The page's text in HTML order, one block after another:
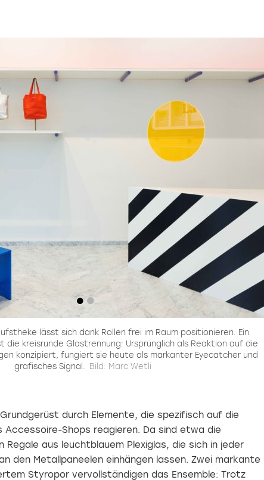
lässt sich dank Rollen frei im Raum positionieren. Ein
die kreisrunde Glastrennung: Ursprünglich als Reaktion auf die
konzipiert, fungiert sie heute als markanter Eyecatcher und
grafisches Signal.
Bild: Marc Wetli
durch Elemente, die spezifisch auf die
Accessoire-Shops reagieren. Da sind etwa die
Regale aus leuchtblauem Plexiglas, die sich in jeder
den Metallpaneelen einhängen lassen. Zwei markante
Styropor vervollständigen das Ensemble: Trotz
Struktur
in der
Landschaft
Das
Einfamilienhaus
ist
ein von
vielen
gehegter
Traum.
Auch
die 12.
Callwey
ausgelobten
Architekturpreises
HÄUSER
JAHRES
hält
«Eklektischer
Minimalismus»
Zürcher
Architekturbüro
NOE9
vereint
Architektur
und
auf
einzigartige
Weise.
Restaurant
in
Zürich.